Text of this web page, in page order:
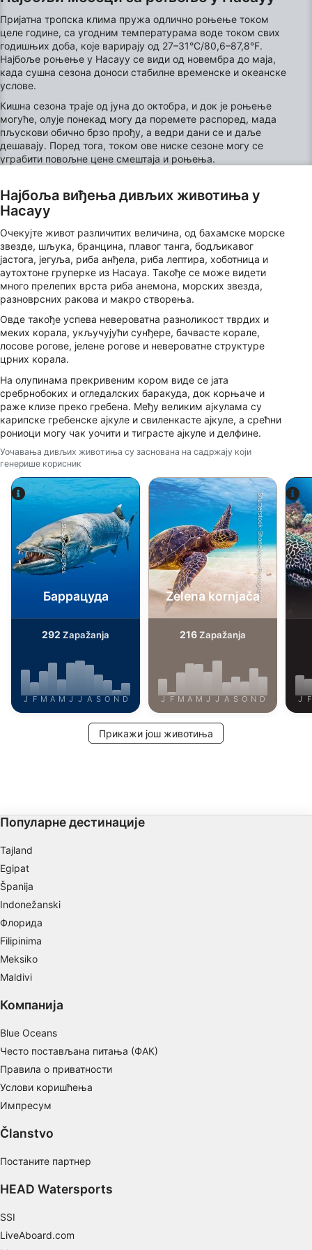
Пријатна тропска клима пружа одлично роњење током
целе године, са угодним температурама воде током свих
годишњих доба, које варирају од 27–31°C/80,6–87,8°F.
Најбоље роњење у Насауу се види од новембра до маја,
када сушна сезона доноси стабилне временске и океанске
услове.
Кишна сезона траје од јуна до октобра, и док је роњење
могуће, олује понекад могу да поремете распоред, мада
пљускови обично брзо прођу, а ведри дани се и даље
дешавају. Поред тога, током ове ниске сезоне могу се
уграбити повољне цене смештаја и роњења.
Најбоља виђења дивљих животиња у
Насауу
Очекујте живот различитих величина, од бахамске морске
звезде, шљука, бранцина, плавог танга, бодљикавог
јастога, јегуља, риба анђела, риба лептира, хоботница и
аутохтоне груперке из Насауа. Такође се може видети
много прелепих врста риба анемона, морских звезда,
разноврсних ракова и макро створења.
Овде такође успева невероватна разноликост тврдих и
меких корала, укључујући сунђере, бачвасте корале,
лосове рогове, јелене рогове и невероватне структуре
црних корала.
На олупинама прекривеним кором виде се јата
сребрнобоких и огледалских баракуда, док корњаче и
раже клизе преко гребена. Међу великим ајкулама су
карипске гребенске ајкуле и свиленкасте ајкуле, а срећни
рониоци могу чак уочити и тиграсте ајкуле и делфине.
Уочавања дивљих животиња су заснована на садржају који
генерише корисник
iStock-Global_Pics
Баррацуда
292 Zapažanja
J F M A M J J A S O N D
Shutterstock-Shane Myers Photography
Zelena kornjača
216Zapažanja
J F M A M J J A S O N D J F
Прикажи још животиња
Популарне дестинације
Tajland
Egipat
Španija
Indonežanski
Флорида
Filipinima
Meksiko
Maldivi
Компанија
Blue Oceans
Често постављана питања (ФАК)
Правила о приватности
Услови коришћења
Импресум
Članstvo
Постаните партнер
HEAD Watersports
SSI
LiveAboard.com
Understand audiences through statistics or
combinations of data from different sources
Develop and improve services
Use limited data to select content
IAB Special Features:
Use precise geolocation data
Non-IAB processing purposes:
Necessary
Performance
Functional
Advertising